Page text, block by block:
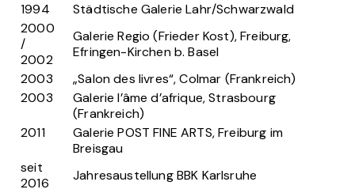
1994
Städtische Galerie Lahr/Schwarzwald
2000
/
2002
Galerie Regio (Frieder Kost), Freiburg,
Efringen-Kirchen b. Basel
2003
„Salon des livres“, Colmar (Frankreich)
2003
Galerie l’âme d’afrique, Strasbourg
(Frankreich)
2011
Galerie POST FINE ARTS, Freiburg im
Breisgau
seit
2016
Jahresaustellung BBK Karlsruhe